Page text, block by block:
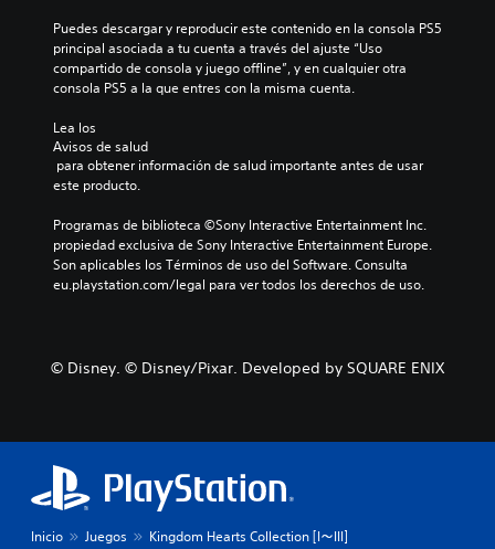
Puedes descargar y reproducir este contenido en la consola PS5
principal asociada a tu cuenta a través del ajuste “Uso
compartido de consola y juego offline”, y en cualquier otra
consola PS5 a la que entres con la misma cuenta.
Lea los
Avisos de salud
este producto.
Programas de biblioteca ©Sony Interactive Entertainment Inc.
propiedad exclusiva de Sony Interactive Entertainment Europe.
Son aplicables los Términos de uso del Software. Consulta
eu.playstation.com/legal para ver todos los derechos de uso.
© Disney. © Disney/Pixar. Developed by SQUARE ENIX
Inicio Juegos Kingdom Hearts Collection [I～III]